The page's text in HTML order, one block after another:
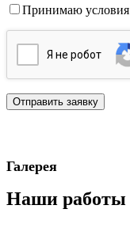
Принимаю условия
Я нe poбoт
Галерея
Наши работы